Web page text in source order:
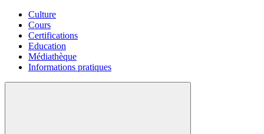
Culture
Cours
Certifications
Education
Médiathèque
Informations pratiques